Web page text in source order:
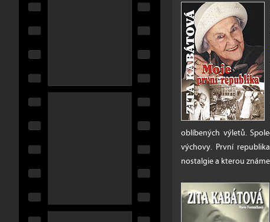
oblíbených výletů.
výchovy. První
nostalgie a kterou